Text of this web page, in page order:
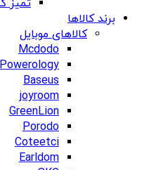
تمیز
برند کالاها
کالاهای موبایل
Mcdodo
Powerology
Baseus
joyroom
GreenLion
Porodo
Coteetci
Earldom